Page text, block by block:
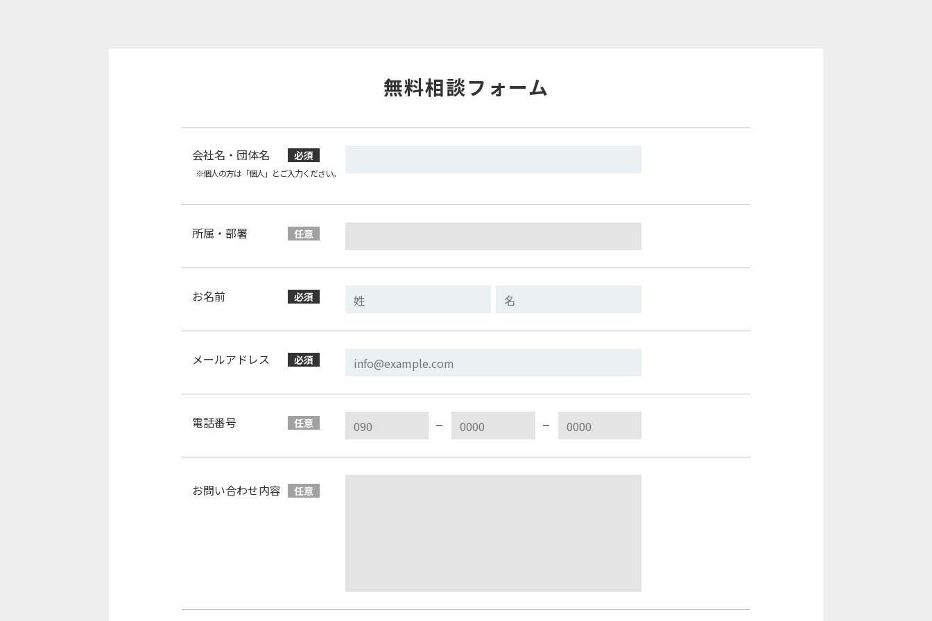
無料相談フォーム
会社名・団体名 必須
※個人の方は「個人」とご入力ください。
所属・部署 任意
お名前 必須
メールアドレス 必須
電話番号 任意
お問い合わせ内容 任意